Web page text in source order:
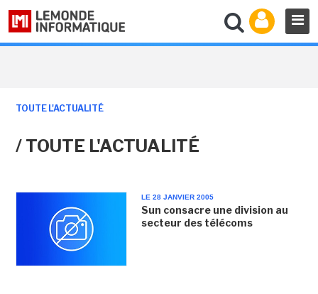
TOUTE L'ACTUALITÉ
/ TOUTE L'ACTUALITÉ
LE 28 JANVIER 2005
Sun consacre une division au
secteur des télécoms